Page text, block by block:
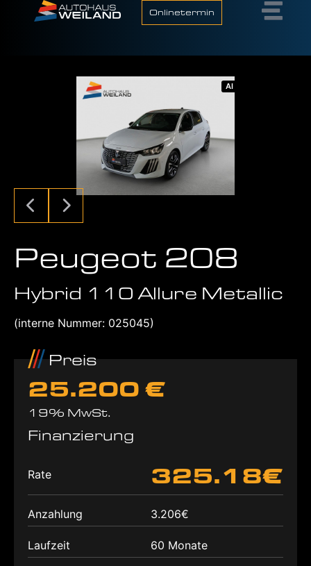
Onlinetermin
AI
Peugeot 208
Hybrid 110 Allure Metallic
(interne Nummer: 025045)
Preis
25.200 €
19% MwSt.
Finanzierung
Rate 325.18€
Anzahlung 3.206€
Laufzeit 60 Monate